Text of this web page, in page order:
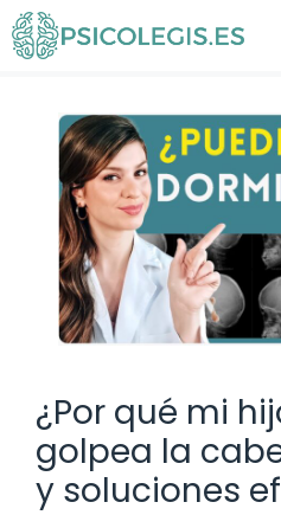
Saltar
al
¿Por qué mi
golpea la
y soluciones